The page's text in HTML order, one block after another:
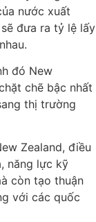
nước xuất
đưa ra tỷ lệ lấy
đó New
chẽ bậc nhất
thị trường
Zealand, điều
năng lực kỹ
còn tạo thuận
với các quốc